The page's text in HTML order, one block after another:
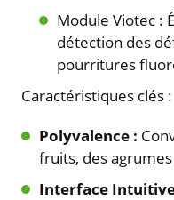
Module Viotec :
détection des
pourritures
Caractéristiques clés :
Polyvalence :
fruits, des
Interface